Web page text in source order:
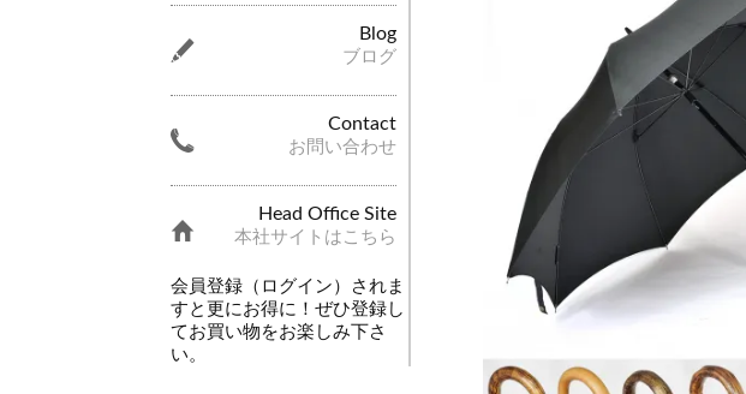
Blog
ブログ
Contact
お問い合わせ
Head Office Site
本社サイトはこちら
会員登録（ログイン）されま
すと更にお得に！ぜひ登録し
てお買い物をお楽しみ下さ
い。